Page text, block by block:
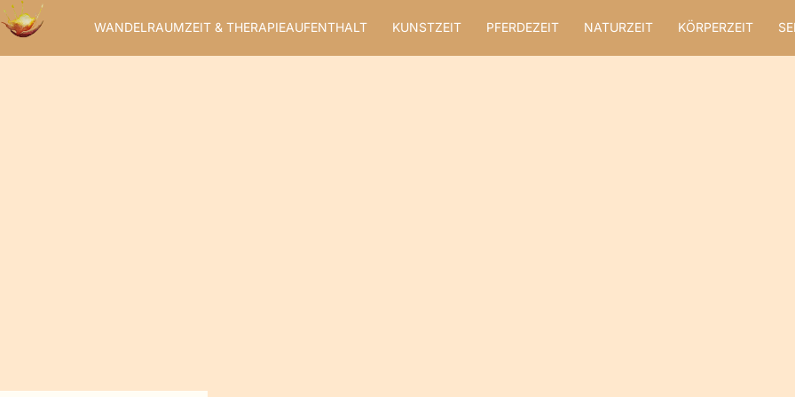
Zum
Inhalt
WANDELRAUMZEIT & THERAPIEAUFENTHALT KUNSTZEIT PFERDEZEIT NATURZEIT KÖRPERZEIT